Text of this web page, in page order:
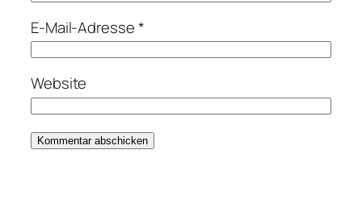
E-Mail-Adresse*
Website